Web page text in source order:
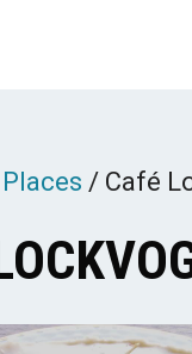
Places / Café